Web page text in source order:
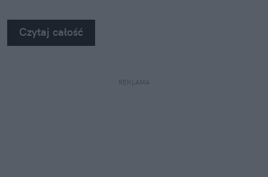
subiektywne zestawienie pięciu świetnych
książkowych adresów na mapie stolicy.
Czytaj całość
REKLAMA